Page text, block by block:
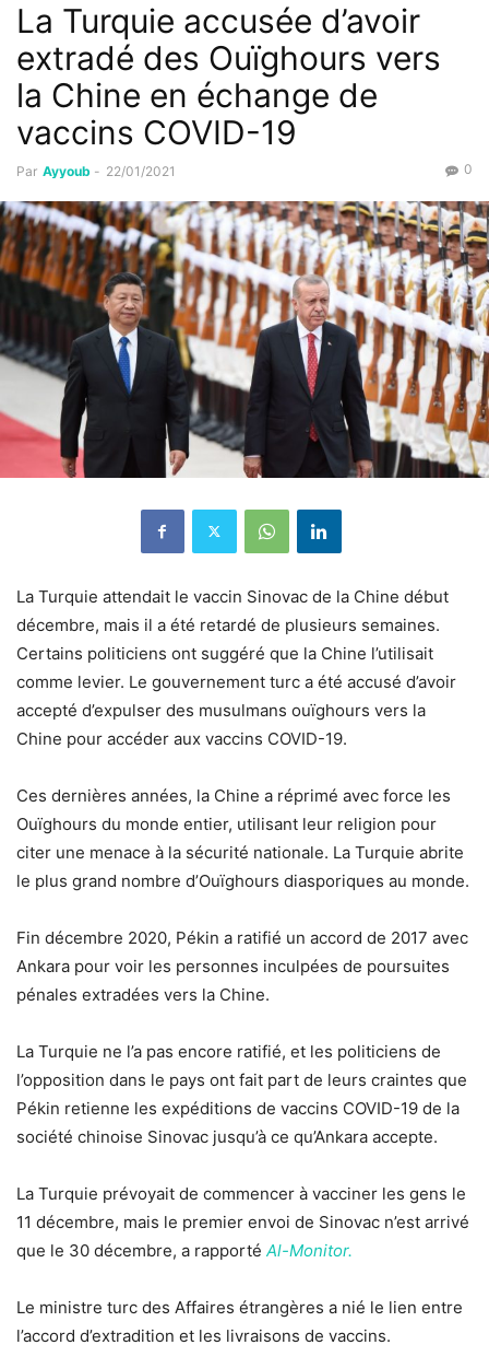
La Turquie accusée d’avoir
extradé des Ouïghours vers
la Chine en échange de
vaccins COVID-19
Par Ayyoub - 22/01/2021 0
La Turquie attendait le vaccin Sinovac de la Chine début
décembre, mais il a été retardé de plusieurs semaines.
Certains politiciens ont suggéré que la Chine l’utilisait
comme levier. Le gouvernement turc a été accusé d’avoir
accepté d’expulser des musulmans ouïghours vers la
Chine pour accéder aux vaccins COVID-19.
Ces dernières années, la Chine a réprimé avec force les
Ouïghours du monde entier, utilisant leur religion pour
citer une menace à la sécurité nationale. La Turquie abrite
le plus grand nombre d’Ouïghours diasporiques au monde.
Fin décembre 2020, Pékin a ratifié un accord de 2017 avec
Ankara pour voir les personnes inculpées de poursuites
pénales extradées vers la Chine.
La Turquie ne l’a pas encore ratifié, et les politiciens de
l’opposition dans le pays ont fait part de leurs craintes que
Pékin retienne les expéditions de vaccins COVID-19 de la
société chinoise Sinovac jusqu’à ce qu’Ankara accepte.
La Turquie prévoyait de commencer à vacciner les gens le
11 décembre, mais le premier envoi de Sinovac n’est arrivé
que le 30 décembre, a rapporté Al-Monitor.
Le ministre turc des Affaires étrangères a nié le lien entre
l’accord d’extradition et les livraisons de vaccins.